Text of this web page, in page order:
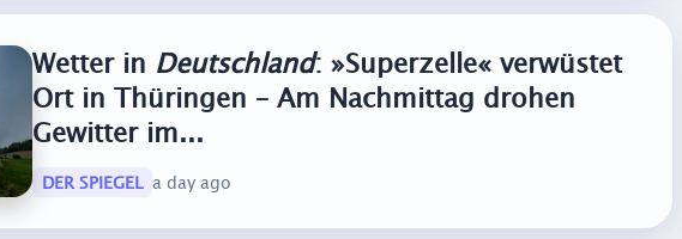
Wetter in Deutschland: »Superzelle« verwüstet
Ort in Thüringen – Am Nachmittag drohen
Gewitter im...
DER SPIEGEL a day ago